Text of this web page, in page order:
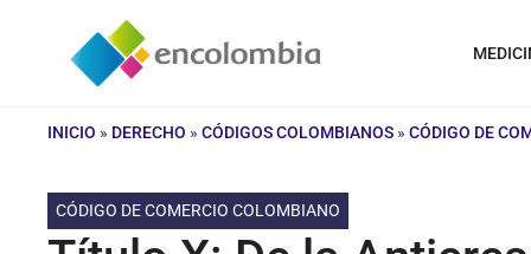
contenido
INICIO » DERECHO » CÓDIGOS COLOMBIANOS » CÓDIGO DE
CÓDIGO DE COMERCIO COLOMBIANO